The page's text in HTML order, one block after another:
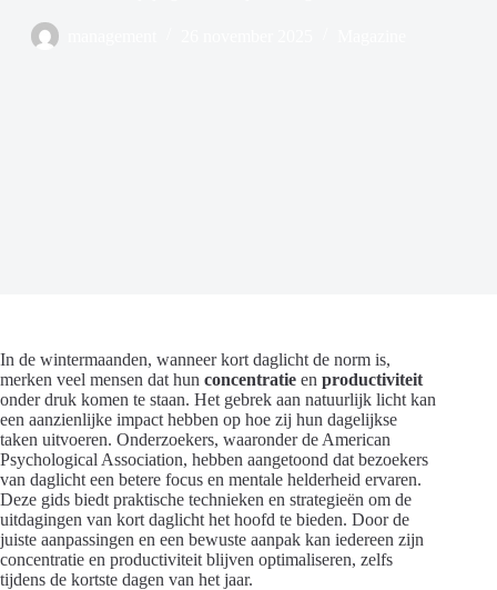
In de wintermaanden, wanneer kort daglicht de norm is,
merken veel mensen dat hun concentratie en productiviteit
onder druk komen te staan. Het gebrek aan natuurlijk licht kan
een aanzienlijke impact hebben op hoe zij hun dagelijkse
taken uitvoeren. Onderzoekers, waaronder de American
Psychological Association, hebben aangetoond dat bezoekers
van daglicht een betere focus en mentale helderheid ervaren.
Deze gids biedt praktische technieken en strategieën om de
uitdagingen van kort daglicht het hoofd te bieden. Door de
juiste aanpassingen en een bewuste aanpak kan iedereen zijn
concentratie en productiviteit blijven optimaliseren, zelfs
tijdens de kortste dagen van het jaar.